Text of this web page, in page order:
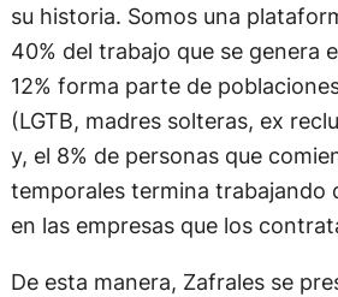
su historia. Somos una
40% del trabajo que se genera
12% forma parte de
(LGTB, madres solteras, ex
y, el 8% de personas que
temporales termina trabajando
en las empresas que los
De esta manera, Zafrales se